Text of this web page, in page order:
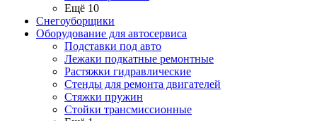
Ещё 10
Снегоуборщики
Оборудование для автосервиса
Подставки под авто
Лежаки подкатные ремонтные
Растяжки гидравлические
Стенды для ремонта двигателей
Стяжки пружин
Стойки трансмиссионные